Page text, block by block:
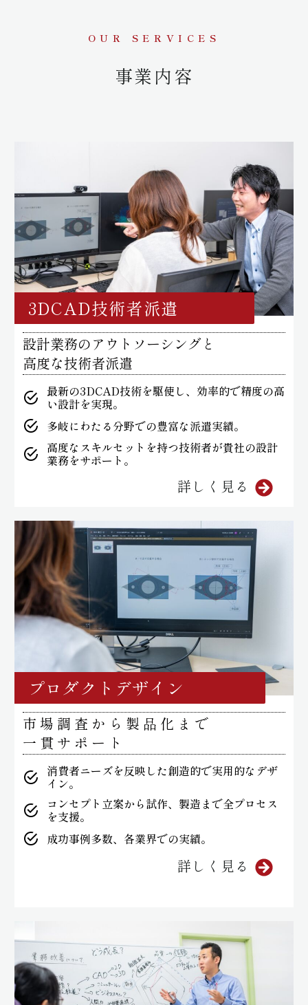
OUR SERVICES
事業 内容
3DCAD技術者派遣
設計業務のアウトソーシングと
高度な技術者派遣
最新の3DCAD技術を駆使し、効率的で精度の高
い設計を実現。
多岐にわたる分野での豊富な派遣実績。
高度なスキルセットを持つ技術者が貴社の設計
業務をサポート。
詳しく見る
プロダクトデザイン
市場調査から製品化まで
一貫サポート
消費者ニーズを反映した創造的で実用的なデザ
イン。
コンセプト立案から試作、製造まで全プロセス
を支援。
成功事例多数、各業界での実績。
詳しく見る